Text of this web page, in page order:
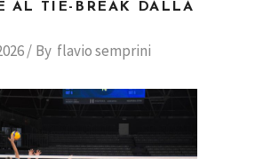
AL TIE-BREAK DALLA
By flavio semprini